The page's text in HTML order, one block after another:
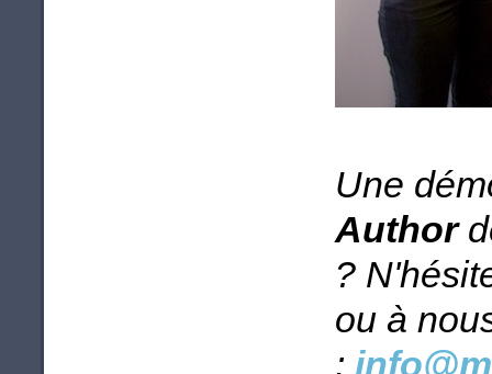
Une
Author
?
ou à
: